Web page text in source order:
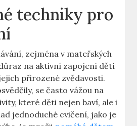
techniky pro
zejména v mateřských
na aktivní zapojení dětí
přirozené zvědavosti.
se často vážou na
které děti nejen baví, ale i
jednoduché cvičení, jako je